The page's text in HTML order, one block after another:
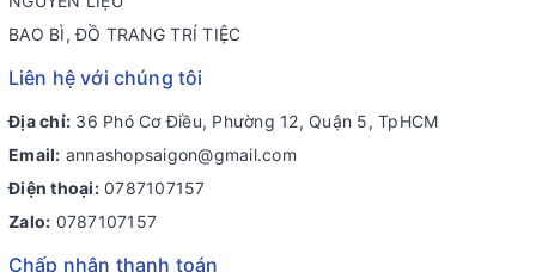
BAO BÌ, ĐỒ TRANG TRÍ TIỆC
Liên hệ với chúng tôi
Địa chỉ: 36 Phó Cơ Điều, Phường 12, Quận 5, TpHCM
Email: annashopsaigon@gmail.com
Điện thoại: 0787107157
Zalo: 0787107157
Chấp nhận thanh toán